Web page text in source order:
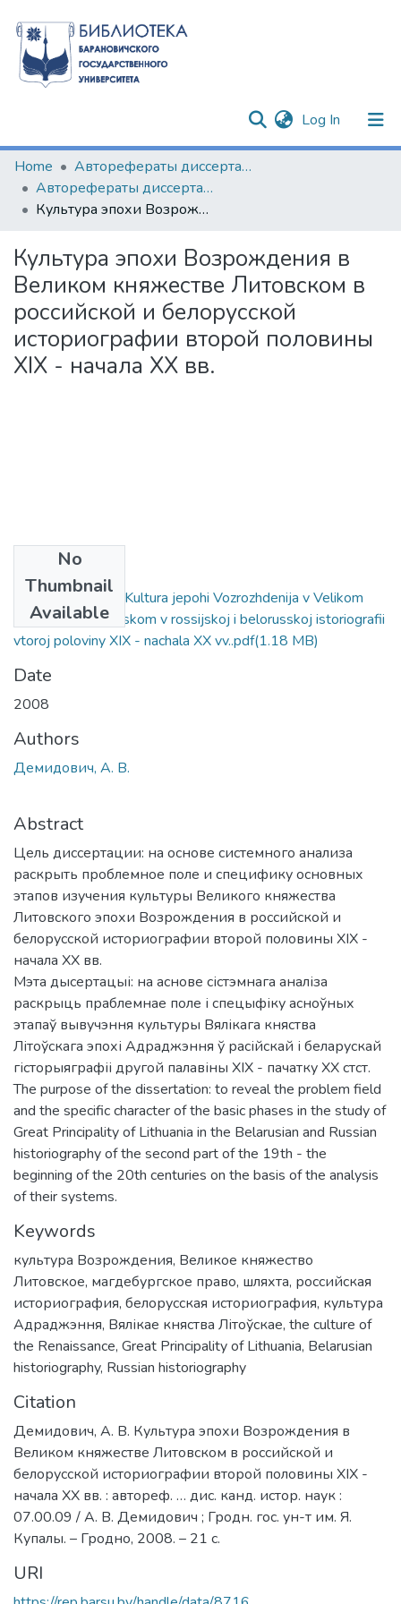
Log In (current)
Communities & Collections
All of DSpace
Home
Авторефераты диссертаций
Авторефераты диссертаций
Культура эпохи Возрождения в Великом княжестве Литовском в российской и белорусской историографии второй половины XIX - начала XX вв.
Культура эпохи Возрождения в
Великом княжестве Литовском в
российской и белорусской
историографии второй половины
XIX - начала XX вв.
No
Thumbnail
Available
Demidovich, A. V. Kultura jepohi Vozrozhdenija v Velikom
knjazhestve Litovskom v rossijskoj i belorusskoj istoriografii
vtoroj poloviny XIX - nachala XX vv..pdf(1.18 MB)
Date
2008
Authors
Демидович, А. В.
Abstract
Цель диссертации: на основе системного анализа
раскрыть проблемное поле и специфику основных
этапов изучения культуры Великого княжества
Литовского эпохи Возрождения в российской и
белорусской историографии второй половины XIX -
начала XX вв.
Мэта дысертацыі: на аснове сістэмнага аналіза
раскрыць праблемнае поле і спецыфіку асноўных
этапаў вывучэння культуры Вялікага княства
Літоўскага эпохі Адраджэння ў расійскай і беларускай
гісторыяграфіі другой палавіны XIX - пачатку XX стст.
The purpose of the dissertation: to reveal the problem field
and the specific character of the basic phases in the study of
Great Principality of Lithuania in the Belarusian and Russian
historiography of the second part of the 19th - the
beginning of the 20th centuries on the basis of the analysis
of their systems.
Keywords
культура Возрождения, Великое княжество
Литовское, магдебургское право, шляхта, российская
историография, белорусская историография, культура
Адраджэння, Вялікае княства Літоўскае, the culture of
the Renaissance, Great Principality of Lithuania, Belarusian
historiography, Russian historiography
Citation
Демидович, А. В. Культура эпохи Возрождения в
Великом княжестве Литовском в российской и
белорусской историографии второй половины XIX -
начала XX вв. : автореф. … дис. канд. истор. наук :
07.00.09 / А. В. Демидович ; Гродн. гос. ун-т им. Я.
Купалы. – Гродно, 2008. – 21 с.
URI